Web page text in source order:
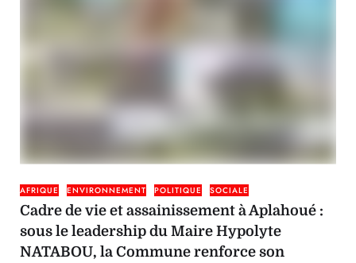
AFRIQUE ENVIRONNEMENT POLITIQUE SOCIALE
Cadre de vie et assainissement à Aplahoué :
sous le leadership du Maire Hypolyte
NATABOU, la Commune renforce son